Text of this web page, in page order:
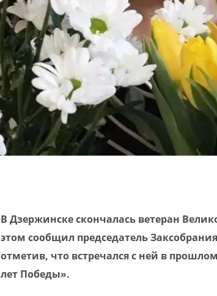
В Дзержинске скончалась ветеран
этом сообщил председатель
отметив, что встречался с ней в
лет Победы».